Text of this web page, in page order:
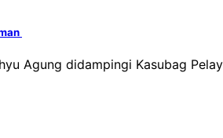
Agung didampingi Kasubag